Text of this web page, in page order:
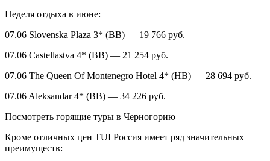
Неделя отдыха в июне:
07.06 Slovenska Plaza 3* (BB) — 19 766 руб.
07.06 Castellastva 4* (BB) — 21 254 руб.
07.06 The Queen Of Montenegro Hotel 4* (HB) — 28 694 руб.
07.06 Aleksandar 4* (BB) — 34 226 руб.
Посмотреть горящие туры в Черногорию
Кроме отличных цен TUI Россия имеет ряд значительных
преимуществ: